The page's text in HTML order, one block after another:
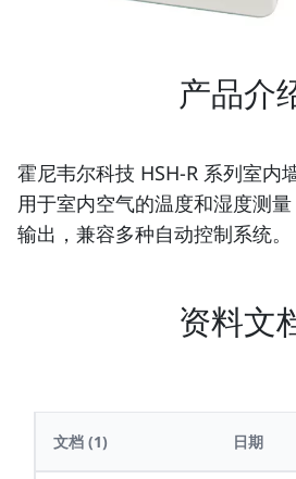
产品介
霍尼韦尔科技 HSH-R 系列室内
用于室内空气的温度和湿度测
输出，兼容多种自动控制系统。
资料文
文档 (1) 日期